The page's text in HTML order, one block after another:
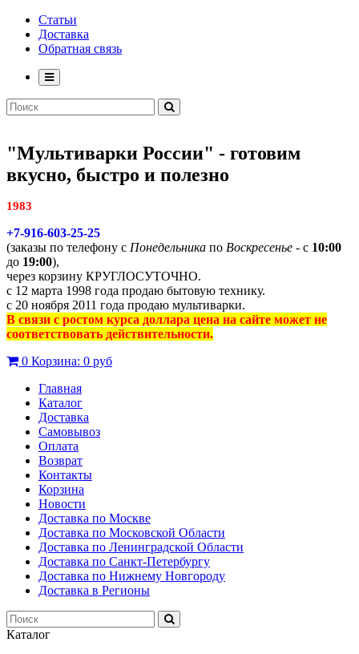
Статьи
Доставка
Обратная связь
"Мультиварки России" - готовим
вкусно, быстро и полезно
1983
+7-916-603-25-25
(заказы по телефону с Понедельника по Воскресенье - с 10:00
до 19:00),
через корзину КРУГЛОСУТОЧНО.
с 12 марта 1998 года продаю бытовую технику.
с 20 ноября 2011 года продаю мультиварки.
В связи с ростом курса доллара цена на сайте может не
соответствовать действительности.
0 Корзина: 0 руб
Главная
Каталог
Доставка
Самовывоз
Оплата
Возврат
Контакты
Корзина
Новости
Доставка по Москве
Доставка по Московской Области
Доставка по Ленинградской Области
Доставка по Санкт-Петербургу
Доставка по Нижнему Новгороду
Доставка в Регионы
Каталог